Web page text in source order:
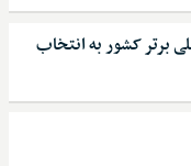
برتر کشور به انتخاب